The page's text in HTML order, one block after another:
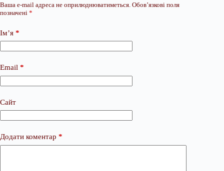
Ваша e-mail адреса не оприлюднюватиметься. Обов’язкові поля
позначені *
Ім’я *
Email *
Сайт
Додати коментар *